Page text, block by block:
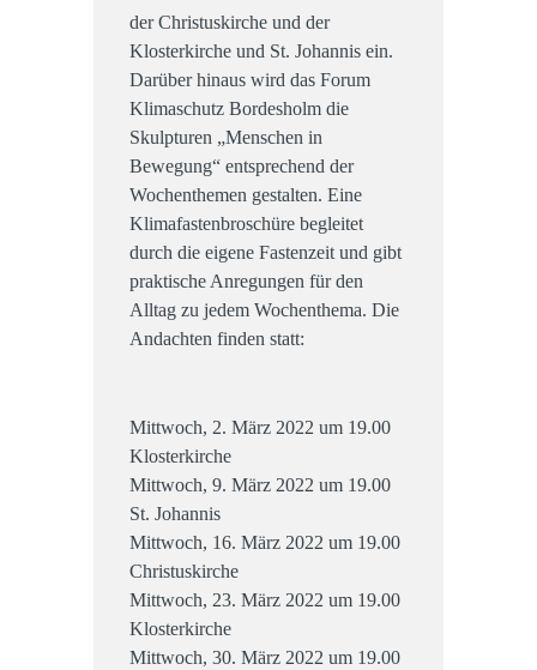
der Christuskirche und der
Klosterkirche und St. Johannis ein.
Darüber hinaus wird das Forum
Klimaschutz Bordesholm die
Skulpturen „Menschen in
Bewegung“ entsprechend der
Wochenthemen gestalten. Eine
Klimafastenbroschüre begleitet
durch die eigene Fastenzeit und gibt
praktische Anregungen für den
Alltag zu jedem Wochenthema. Die
Andachten finden statt:
Mittwoch, 2. März 2022 um 19.00
Klosterkirche
Mittwoch, 9. März 2022 um 19.00
St. Johannis
Mittwoch, 16. März 2022 um 19.00
Christuskirche
Mittwoch, 23. März 2022 um 19.00
Klosterkirche
Mittwoch, 30. März 2022 um 19.00